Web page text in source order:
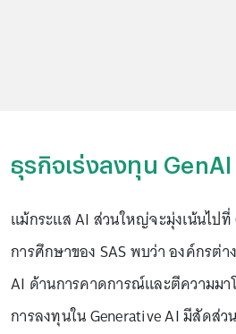
ธุรกิจเร่งลงทุน GenAI
แม้กระแส AI ส่วนใหญ่จะมุ่งเน้นไป
การศึกษาของ SAS พบว่า องค์กรต่า
AI ด้านการคาดการณ์และตีความม
การลงทุนใน Generative AI มีสัดส่ว